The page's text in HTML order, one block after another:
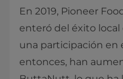
En 2019, Pioneer
enteró del éxito
una participación en
entonces, han